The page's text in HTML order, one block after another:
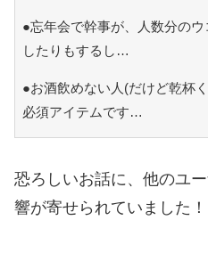
●忘年会で幹事が、人数分の
したりもするし…
●お酒飲めない人(だけど乾杯
必須アイテムです…
恐ろしいお話に、他のユ
響が寄せられていました！